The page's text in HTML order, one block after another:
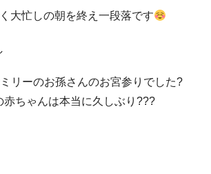
大忙しの朝を終え一段落です
リーのお孫さんのお宮参りでした?
赤ちゃんは本当に久しぶり???